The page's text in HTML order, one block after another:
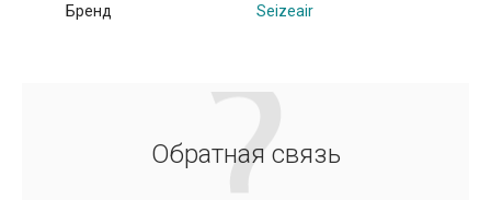
Бренд Seizeair
Обратная связь